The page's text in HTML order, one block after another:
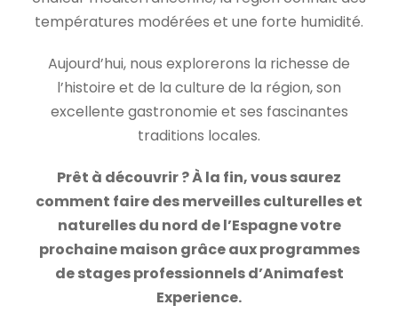
températures modérées et une forte humidité.
Aujourd’hui, nous explorerons la richesse de
l’histoire et de la culture de la région, son
excellente gastronomie et ses fascinantes
traditions locales.
Prêt à découvrir ? À la fin, vous saurez
comment faire des merveilles culturelles et
naturelles du nord de l’Espagne votre
prochaine maison grâce aux programmes
de stages professionnels d’Animafest
Experience.